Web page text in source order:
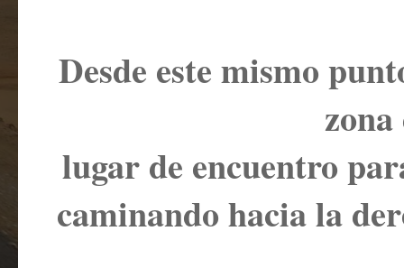
Desde este mismo
lugar de encuentro
caminando hacia la